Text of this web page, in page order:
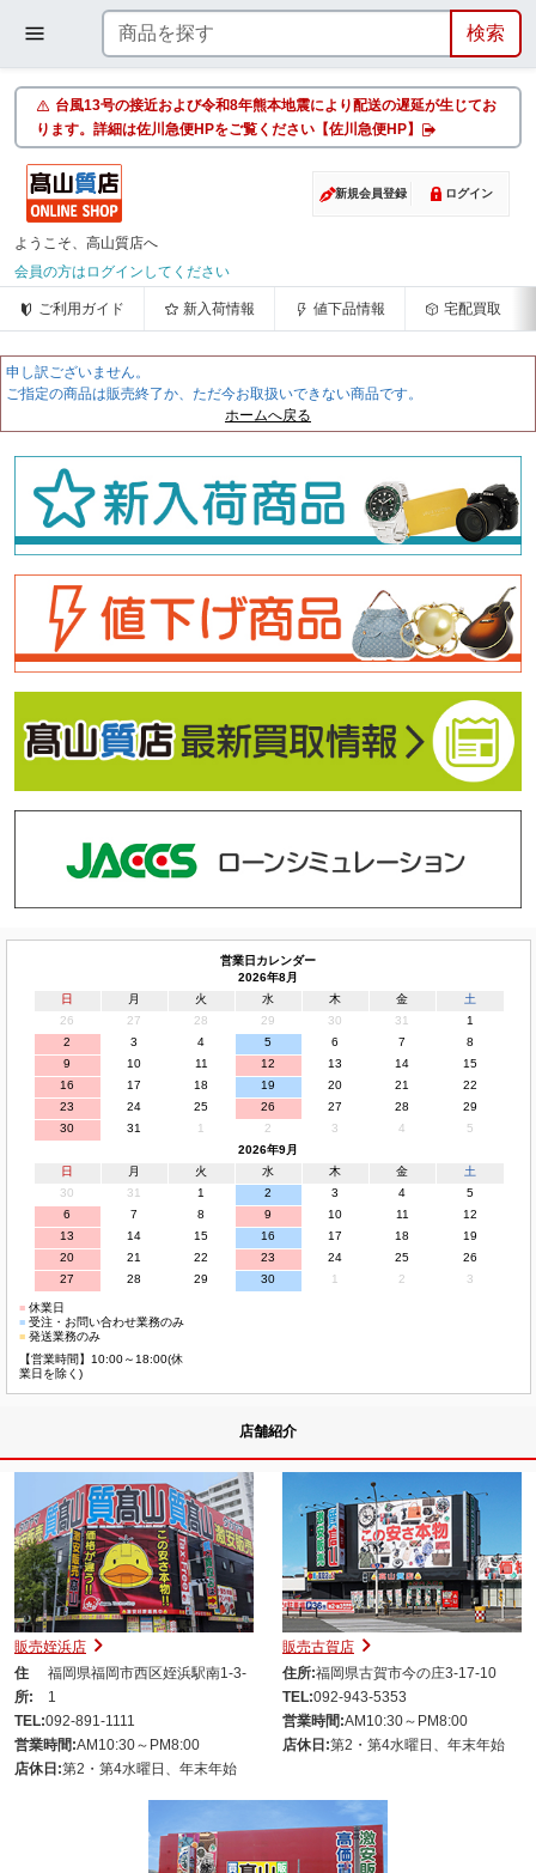
台風13号の接近および令和8年熊本地震により配送の遅延が生じてお
ります。詳細は佐川急便HPをご覧ください【佐川急便HP】
新規会員登録 ログイン
ようこそ、高山質店へ
会員の方はログインしてください
ご利用ガイド 新入荷情報 値下品情報 宅配買取
申し訳ございません。
ご指定の商品は販売終了か、ただ今お取扱いできない商品です。
ホームへ戻る
営業日カレンダー
2026年8月
日
月 火 水 木 金
土
26
27 28 29 30 31
1
2
3 4 5 6 7
8
9
10 11 12 13 14
15
16
17 18 19 20 21
22
23
24 25 26 27 28
29
30
31 1 2 3 4
5
2026年9月
日
月 火 水 木 金
土
30
31 1 2 3 4
5
6
7 8 9 10 11
12
13
14 15 16 17 18
19
20
21 22 23 24 25
26
27
28 29 30 1 2 3
■休業日
■受注・お問い合わせ業務のみ
■発送業務のみ
【営業時間】10:00～18:00(休
業日を除く)
店舗紹介
販売姪浜店
住
所:
福岡県福岡市西区姪浜駅南1-3-
1
TEL:092-891-1111
営業時間:AM10:30～PM8:00
店休日:第2・第4水曜日、年末年始
販売古賀店
住所:福岡県古賀市今の庄3-17-10
TEL:092-943-5353
営業時間:AM10:30～PM8:00
店休日:第2・第4水曜日、年末年始